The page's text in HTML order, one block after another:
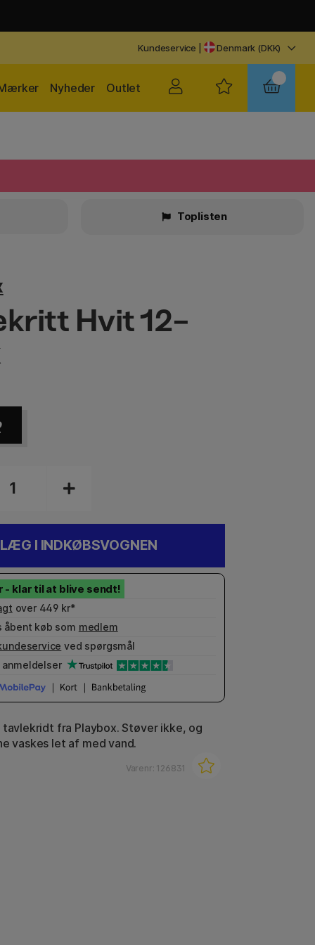
Kundeservice Denmark (DKK)
Outlet
Nyheder
Toplisten
Hvit 12-
LÆG I INDKØBSVOGNEN
over 449 kr*
åbent køb som medlem
ved spørgsmål
anmeldelser
fra Playbox. Støver ikke, og
vaskes let af med vand.
Varenr: 126831